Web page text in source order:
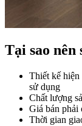
Tại sao nên
Thiết kế hiện
sử dụng
Chất lượng
Giá bán phải
Thời gian